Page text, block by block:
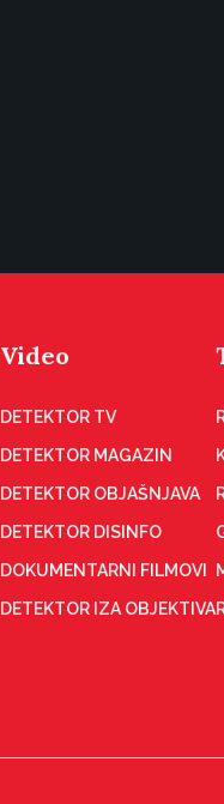
Video
DETEKTOR TV
DETEKTOR MAGAZIN
DETEKTOR OBJAŠNJAVA
DETEKTOR DISINFO
DOKUMENTARNI FILMOVI
DETEKTOR IZA OBJEKTIVA